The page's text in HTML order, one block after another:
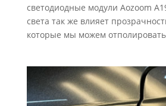
светодиодные модули Aozoom
света так же влияет
которые мы можем